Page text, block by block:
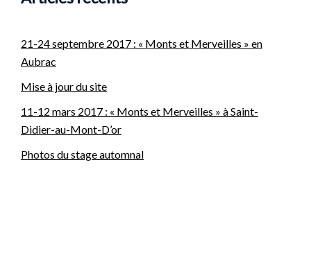
21-24 septembre 2017 : « Monts et Merveilles » en
Aubrac
Mise à jour du site
11-12 mars 2017 : « Monts et Merveilles » à Saint-
Didier-au-Mont-D’or
Photos du stage automnal